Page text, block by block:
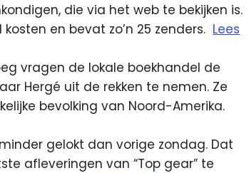
die via het web te bekijken is.
en bevat zo’n 25 zenders. Lees
vragen de lokale boekhandel de
Hergé uit de rekken te nemen. Ze
bevolking van Noord-Amerika.
gelokt dan vorige zondag. Dat
afleveringen van “Top gear” te